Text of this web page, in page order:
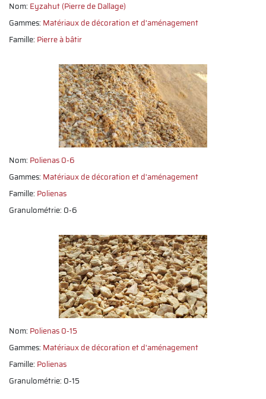
Nom: Eyzahut (Pierre de Dallage)
Gammes: Matériaux de décoration et d'aménagement
Famille: Pierre à bâtir
Nom: Polienas 0-6
Gammes: Matériaux de décoration et d'aménagement
Famille: Polienas
Granulométrie: 0-6
Nom: Polienas 0-15
Gammes: Matériaux de décoration et d'aménagement
Famille: Polienas
Granulométrie: 0-15